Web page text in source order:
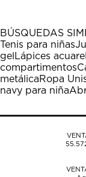
1
estrella
Esta
acción
abrirá
el
formulario
envío.
estrellas.
Esta
acción
abrirá
el
formulario
envío.
estrellas.
Esta
acción
abrirá
el
envío.
Esta
el
BÚSQUEDAS
Tenis para niñas
gel Lápices
compartimentos
metálicaRopa
navy para niña